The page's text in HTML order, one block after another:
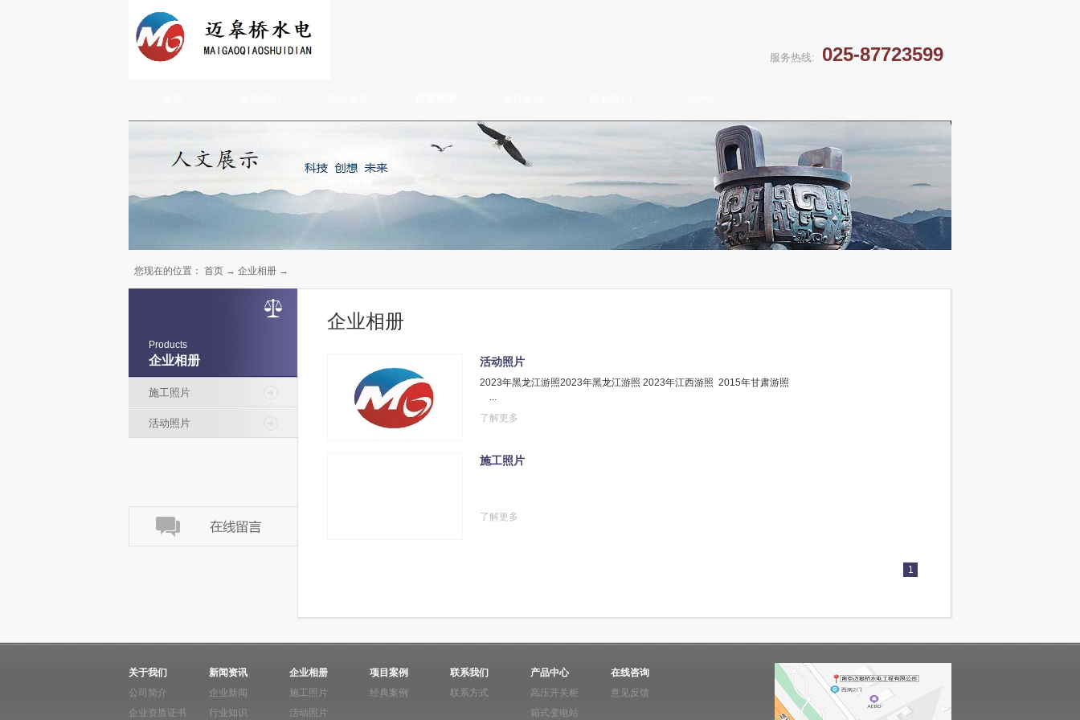
服务热线: 025-87723599
企业相册
Products
施工照片
活动照片
企业相册
您现在的位置： 首页 → 企业相册 →
活动照片
2023年黑龙江游照2023年黑龙江游照 2023年江西游照 2015年甘肃游照
...
了解更多
施工照片
了解更多
1
关于我们
公司简介
企业资质证书
新闻资讯
企业新闻
行业知识
企业相册
施工照片
活动照片
项目案例
经典案例
联系我们
联系方式
产品中心
高压开关柜
箱式变电站
在线咨询
意见反馈